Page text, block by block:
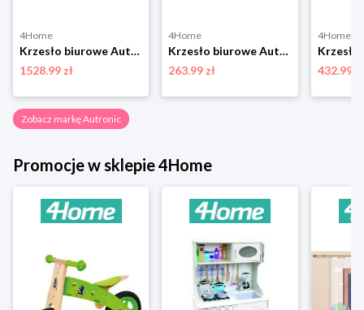
4Home
Krzesło biurowe Autronic KA-T8426 GREY
1528.99 zł
4Home
Krzesło biurowe Autronic KA-V317 BLUE
263.99 zł
4Home
432.99 zł
Zobacz markę Autronic
Promocje w sklepie 4Home